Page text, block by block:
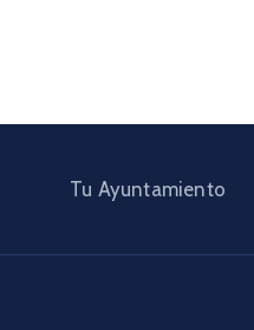
Tu Ayuntamiento